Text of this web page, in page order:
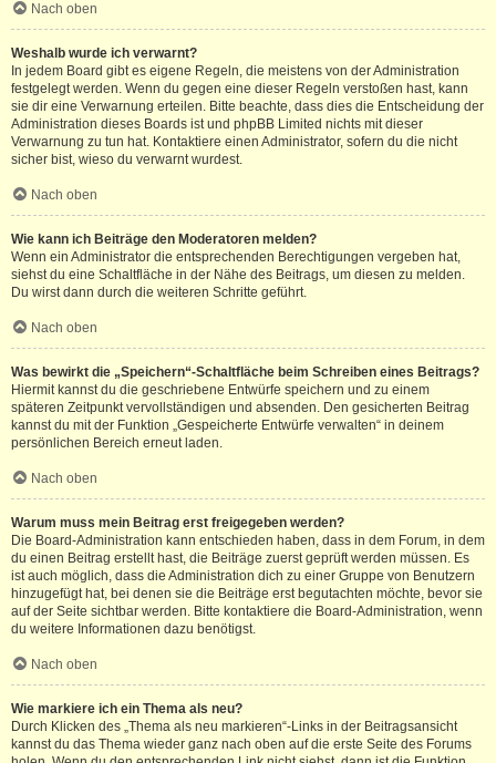
Nach oben
Weshalb wurde ich verwarnt?
In jedem Board gibt es eigene Regeln, die meistens von der Administration
festgelegt werden. Wenn du gegen eine dieser Regeln verstoßen hast, kann
sie dir eine Verwarnung erteilen. Bitte beachte, dass dies die Entscheidung der
Administration dieses Boards ist und phpBB Limited nichts mit dieser
Verwarnung zu tun hat. Kontaktiere einen Administrator, sofern du die nicht
sicher bist, wieso du verwarnt wurdest.
Nach oben
Wie kann ich Beiträge den Moderatoren melden?
Wenn ein Administrator die entsprechenden Berechtigungen vergeben hat,
siehst du eine Schaltfläche in der Nähe des Beitrags, um diesen zu melden.
Du wirst dann durch die weiteren Schritte geführt.
Nach oben
Was bewirkt die „Speichern“-Schaltfläche beim Schreiben eines Beitrags?
Hiermit kannst du die geschriebene Entwürfe speichern und zu einem
späteren Zeitpunkt vervollständigen und absenden. Den gesicherten Beitrag
kannst du mit der Funktion „Gespeicherte Entwürfe verwalten“ in deinem
persönlichen Bereich erneut laden.
Nach oben
Warum muss mein Beitrag erst freigegeben werden?
Die Board-Administration kann entschieden haben, dass in dem Forum, in dem
du einen Beitrag erstellt hast, die Beiträge zuerst geprüft werden müssen. Es
ist auch möglich, dass die Administration dich zu einer Gruppe von Benutzern
hinzugefügt hat, bei denen sie die Beiträge erst begutachten möchte, bevor sie
auf der Seite sichtbar werden. Bitte kontaktiere die Board-Administration, wenn
du weitere Informationen dazu benötigst.
Nach oben
Wie markiere ich ein Thema als neu?
Durch Klicken des „Thema als neu markieren“-Links in der Beitragsansicht
kannst du das Thema wieder ganz nach oben auf die erste Seite des Forums